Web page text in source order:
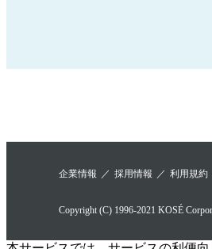
企業情報 採用情報 利用規約
Copyright (C) 1996-2021 KOSÉ